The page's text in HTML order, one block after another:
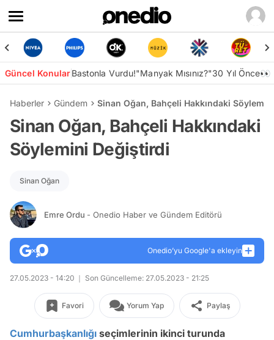
Güncel KonularBastonla Vurdu!"Manyak Mısınız?"30 Yıl Önce👀
Haberler Gündem Sinan Oğan, Bahçeli Hakkındaki
Sinan Oğan, Bahçeli Hakkındaki
Söylemini Değiştirdi
Sinan Oğan
Emre Ordu - Onedio Haber ve Gündem Editörü
Onedio’yu Google'a ekleyin
27.05.2023 - 14:20 Son Güncelleme: 27.05.2023 - 21:25
Favori Yorum Yap Paylaş
Cumhurbaşkanlığı seçimlerinin ikinci turunda